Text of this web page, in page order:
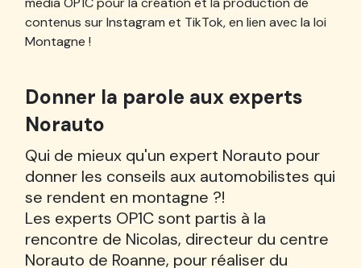
contenus sur Instagram et TikTok, en lien avec la loi
Montagne !
Donner la parole aux experts
Norauto
Qui de mieux qu'un expert Norauto pour
donner les conseils aux automobilistes qui
se rendent en montagne ?!
Les experts OP1C sont partis à la
rencontre de Nicolas, directeur du centre
Norauto de Roanne, pour réaliser du